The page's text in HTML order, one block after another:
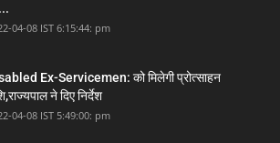
04-08 IST 6:15:44: pm
Ex-Servicemen: को मिलेगी प्रोत्साहन
ने दिए निर्देश
04-08 IST 5:49:00: pm